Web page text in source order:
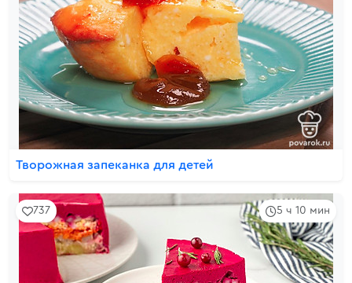
Творожная запеканка для детей
5 ч 10 мин
737